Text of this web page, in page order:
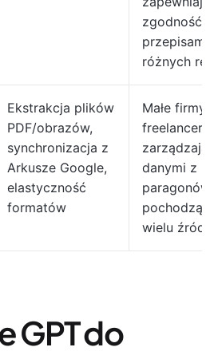
zgodność z
przepisami
różnych
Ekstrakcja plików
PDF/obrazów,
synchronizacja z
Arkusze Google,
elastyczność
formatów
Małe firmy i
freelancerzy
danymi z
paragonów
wielu źródeł
GPT do